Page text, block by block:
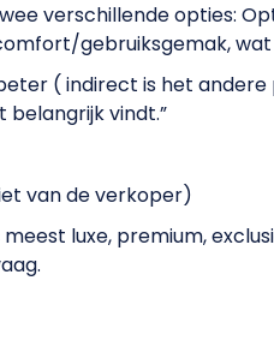
verschillende opties:
gebruiksgemak, wat
( indirect is het
belangrijk vindt.”
van de verkoper)
luxe, premium,